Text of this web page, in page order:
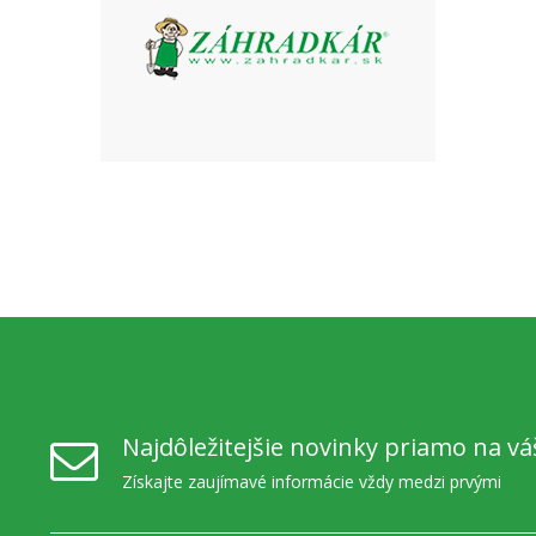
Najdôležitejšie novinky priamo na
Získajte zaujímavé informácie vždy medzi prvými